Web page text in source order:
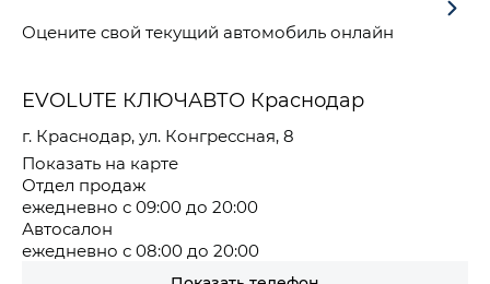
Оцените свой текущий автомобиль онлайн
EVOLUTE КЛЮЧАВТО Краснодар
г. Краснодар, ул. Конгрессная, 8
Показать на карте
Отдел продаж
ежедневно с 09:00 до 20:00
Автосалон
ежедневно с 08:00 до 20:00